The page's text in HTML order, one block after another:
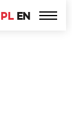
PL EN